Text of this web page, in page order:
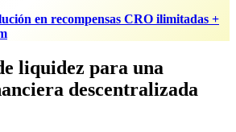
en recompensas CRO ilimitadas +
liquidez para una
descentralizada